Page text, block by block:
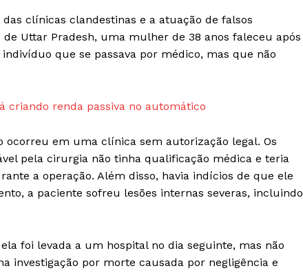
clínicas clandestinas e a atuação de falsos
Uttar Pradesh, uma mulher de 38 anos faleceu após
que se passava por médico, mas que não
criando renda passiva no automático
ocorreu em uma clínica sem autorização legal. Os
pela cirurgia não tinha qualificação médica e teria
a operação. Além disso, havia indícios de que ele
a paciente sofreu lesões internas severas, incluindo
foi levada a um hospital no dia seguinte, mas não
investigação por morte causada por negligência e